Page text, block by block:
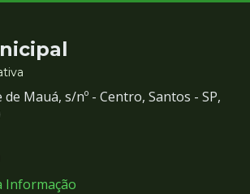
de Mauá, s/nº - Centro, Santos - SP,
Informação